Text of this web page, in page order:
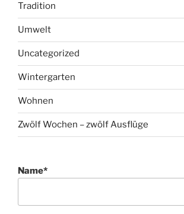
Tradition
Umwelt
Uncategorized
Wintergarten
Wohnen
Zwölf Wochen – zwölf Ausflüge
Name*